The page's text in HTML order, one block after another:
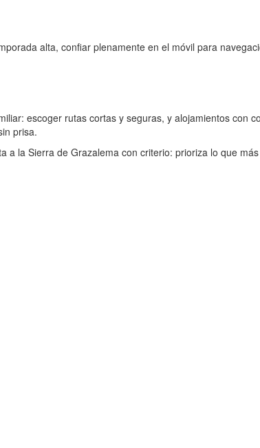
alta, confiar plenamente en el móvil para
escoger rutas cortas y seguras, y alojamientos con
prisa.
la Sierra de Grazalema con criterio: prioriza lo que